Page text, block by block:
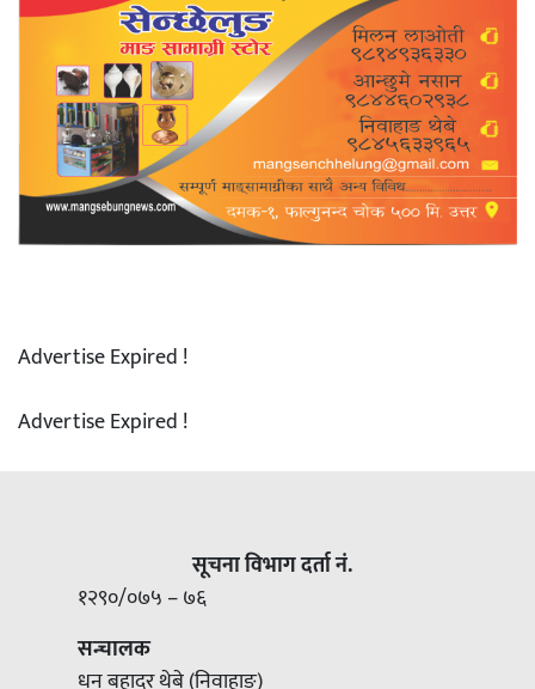
Advertise Expired !
Advertise Expired !
सूचना विभाग दर्ता नं.
१२९०/०७५ – ७६
सन्चालक